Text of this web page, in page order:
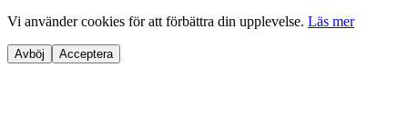
Vi använder cookies för att förbättra din upplevelse. Läs mer
Avböj Acceptera